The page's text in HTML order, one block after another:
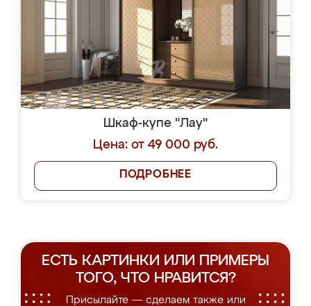
Шкаф-купе "Лау"
Цена: от 49 000 руб.
ПОДРОБНЕЕ
ЕСТЬ КАРТИНКИ ИЛИ ПРИМЕРЫ
ТОГО, ЧТО НРАВИТСЯ?
Присылайте — сделаем также или